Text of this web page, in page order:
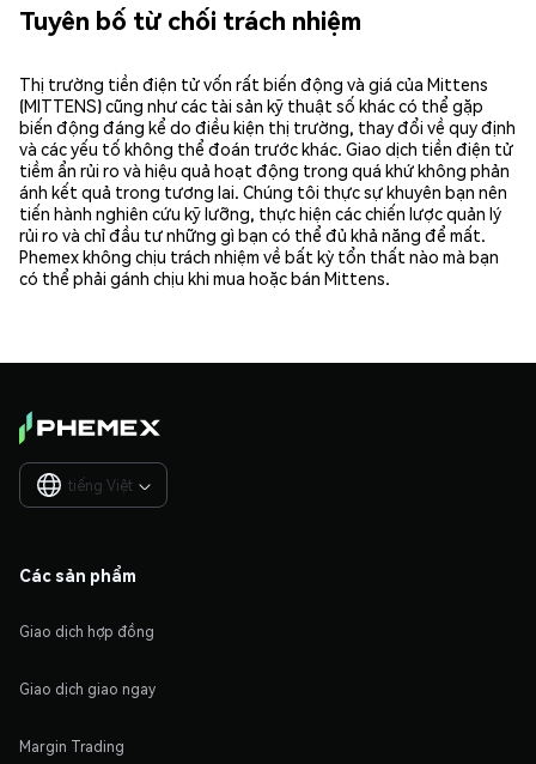
Tuyên bố từ chối trách nhiệm
Thị trường tiền điện tử vốn rất biến động và giá của Mittens
(MITTENS) cũng như các tài sản kỹ thuật số khác có thể gặp
biến động đáng kể do điều kiện thị trường, thay đổi về quy định
và các yếu tố không thể đoán trước khác. Giao dịch tiền điện tử
tiềm ẩn rủi ro và hiệu quả hoạt động trong quá khứ không phản
ánh kết quả trong tương lai. Chúng tôi thực sự khuyên bạn nên
tiến hành nghiên cứu kỹ lưỡng, thực hiện các chiến lược quản lý
rủi ro và chỉ đầu tư những gì bạn có thể đủ khả năng để mất.
Phemex không chịu trách nhiệm về bất kỳ tổn thất nào mà bạn
có thể phải gánh chịu khi mua hoặc bán Mittens.
tiếng Việt 
Các sản phẩm
Giao dịch hợp đồng
Giao dịch giao ngay
Margin Trading